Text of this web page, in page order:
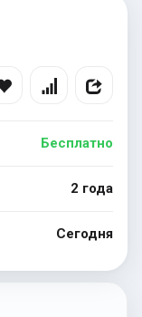
Бесплатно
2 года
Сегодня